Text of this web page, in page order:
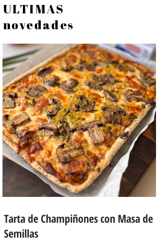
ULTIMAS
novedades
Tarta de Champiñones con Masa de
Semillas